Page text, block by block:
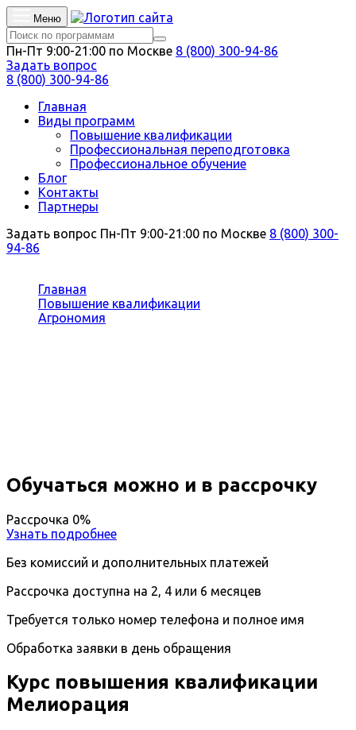
Меню
Пн-Пт 9:00-21:00 по Москве 8 (800) 300-94-86
Задать вопрос
8 (800) 300-94-86
Главная
Виды программ
Повышение квалификации
Профессиональная переподготовка
Профессиональное обучение
Блог
Контакты
Партнеры
Задать вопрос Пн-Пт 9:00-21:00 по Москве 8 (800) 300-
94-86
Главная
Повышение квалификации
Агрономия
Обучаться можно и в рассрочку
Рассрочка 0%
Узнать подробнее
Без комиссий и дополнительных платежей
Рассрочка доступна на 2, 4 или 6 месяцев
Требуется только номер телефона и полное имя
Обработка заявки в день обращения
Курс повышения квалификации
Мелиорация